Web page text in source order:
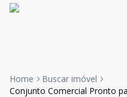
Home
Buscar imóvel
Conjunto Comercial Pronto